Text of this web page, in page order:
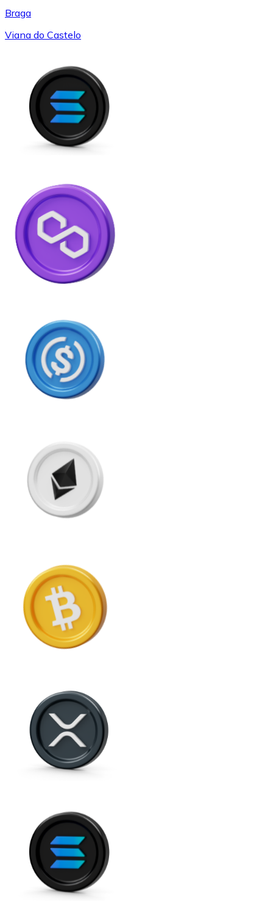
Braga
Viana do Castelo